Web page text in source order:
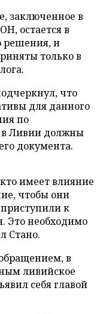
заключенное в
остается в
решения, и
только в
что
для данного
по
Ливии должны
документа.
имеет влияние
чтобы они
к
Это необходимо
Стано.
в
ливийское
себя главой